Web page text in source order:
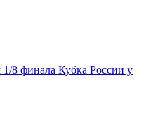
8 финала Кубка России у